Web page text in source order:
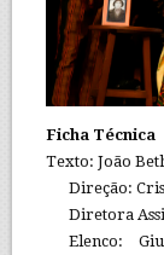
Ficha Técnica
Texto: João
Direção:
Diretora
Elenco: